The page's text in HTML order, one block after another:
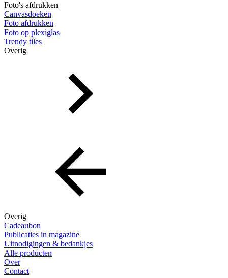
Foto's afdrukken
Canvasdoeken
Foto afdrukken
Foto op plexiglas
Trendy tiles
Overig
Overig
Cadeaubon
Publicaties in magazine
Uitnodigingen & bedankjes
Alle producten
Over
Contact